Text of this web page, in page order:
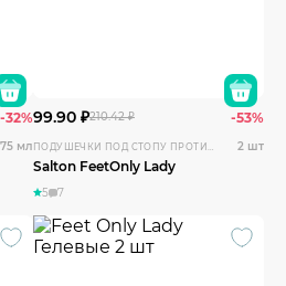
-32%
75 мл
99.90 ₽210.42 ₽ -53%
ПОДУШЕЧКИ ПОД СТОПУ ПРОТИВ СКОЛЬЖЕНИЯ 2 шт
Salton FeetOnly Lady
5 7